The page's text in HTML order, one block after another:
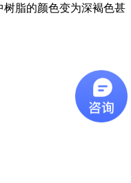
脂的颜色变为深褐色甚